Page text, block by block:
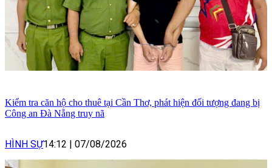
Kiểm tra căn hộ cho thuê tại Cần Thơ, phát hiện đối tượng đang bị
Công an Đà Nẵng truy nã
HÌNH SỰ14:12 | 07/08/2026